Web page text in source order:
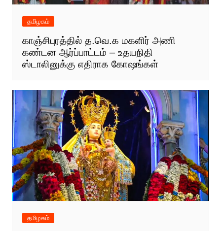
தமிழகம்
காஞ்சிபுரத்தில் த.வெ.க மகளிர் அணி
கண்டன ஆர்ப்பாட்டம் – உதயநிதி
ஸ்டாலினுக்கு எதிராக கோஷங்கள்
தமிழகம்